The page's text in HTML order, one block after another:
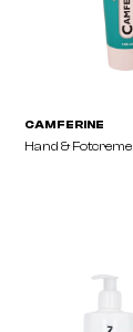
Hairpearl 20ml